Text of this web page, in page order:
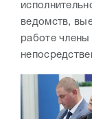
ведомств,
работе члены